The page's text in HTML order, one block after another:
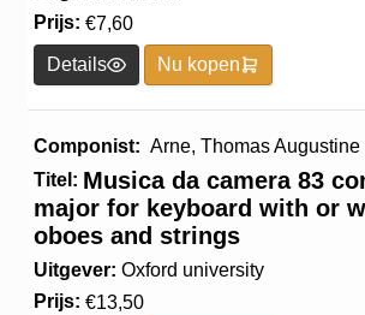
Prijs (oplopend)
Prijs (aflopend)
Prijs: €7,60
Details
Nu kopen
Componist: Arne, Thomas Augustine
Titel: Musica da camera 83
major for keyboard with or
oboes and strings
Uitgever: Oxford university
Prijs: €13,50